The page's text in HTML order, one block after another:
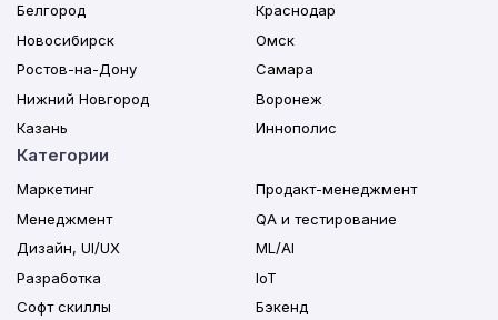
Белгород
Новосибирск
Ростов-на-Дону
Нижний Новгород
Казань
Краснодар
Омск
Самара
Воронеж
Иннополис
Категории
Маркетинг
Менеджмент
Дизайн, UI/UX
Разработка
Софт скиллы
Продакт-менеджмент
QA и тестирование
ML/AI
IoT
Бэкенд